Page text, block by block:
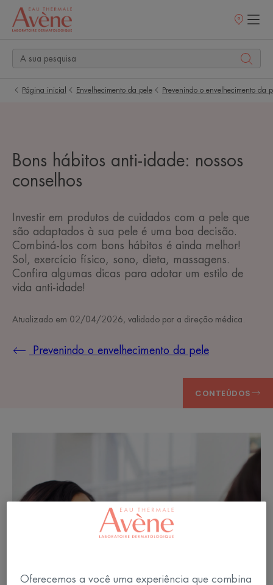
Pontos
Página inicial Envelhecimento da pele Prevenindo o envelhecimento da
Bons hábitos anti-idade: nossos
conselhos
Investir em produtos de cuidados com a pele que
são adaptados à sua pele é uma boa decisão.
Combiná-los com bons hábitos é ainda melhor!
Sol, exercício físico, sono, dieta, massagens.
Confira algumas dicas para adotar um estilo de
vida anti-idade!
Atualizado em 02/04/2026 , validado por a direção médica
Prevenindo o envelhecimento da pele
CONTEÚDOS
Oferecemos a você uma experiência que combina